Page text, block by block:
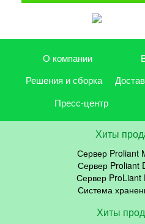
О компании
Решения и сборка
Пресс-центр
Хиты
Сервер Proliant
Сервер Proliant
Сервер ProLiant
Система
Хиты